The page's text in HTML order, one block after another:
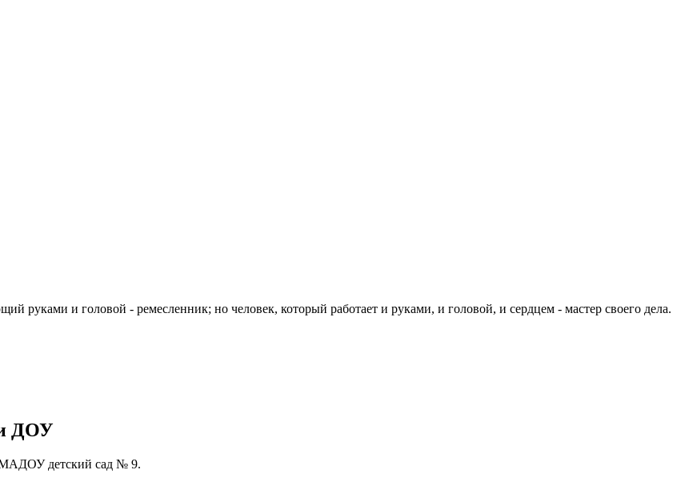
руками и головой - ремесленник; но человек, который работает и руками, и головой, и сердцем - мастер своего дела.
и ДОУ
МАДОУ детский сад № 9.